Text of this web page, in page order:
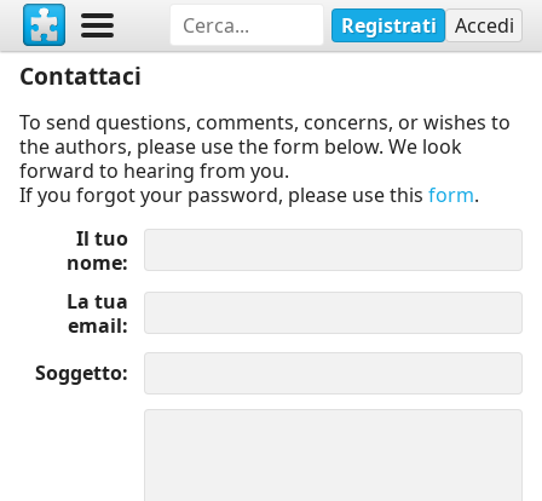
Registrati Accedi
Contattaci
To send questions, comments, concerns, or wishes to
the authors, please use the form below. We look
forward to hearing from you.
If you forgot your password, please use this form.
Il tuo
nome
La tua
email
Soggetto